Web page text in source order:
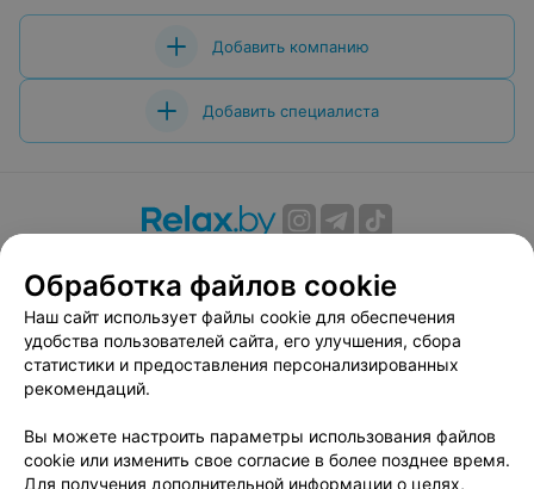
Добавить компанию
Добавить специалиста
Вакансии
Публичный договор
Способы оплаты
Публичный договор по использованию сервиса
«Афиша»
Пользовательское соглашение
Связаться по вопросам сотрудничества
Написать руководителю relax.by
Обработка файлов cookie
Наш сайт использует файлы cookie для обеспечения
удобства пользователей сайта, его улучшения, сбора
статистики и предоставления персонализированных
рекомендаций.
Вы можете настроить параметры использования файлов
cookie или изменить свое согласие в более позднее время.
Для получения дополнительной информации о целях,